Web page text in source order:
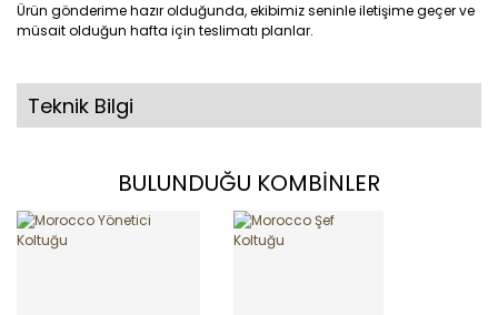
Ürün gönderime hazır olduğunda, ekibimiz seninle iletişime geçer ve
müsait olduğun hafta için teslimatı planlar.
Teknik Bilgi
BULUNDUĞU KOMBİNLER